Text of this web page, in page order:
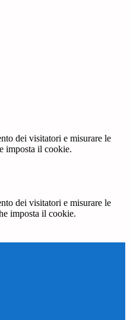
dei visitatori e misurare le
imposta il cookie.
dei visitatori e misurare le
imposta il cookie.